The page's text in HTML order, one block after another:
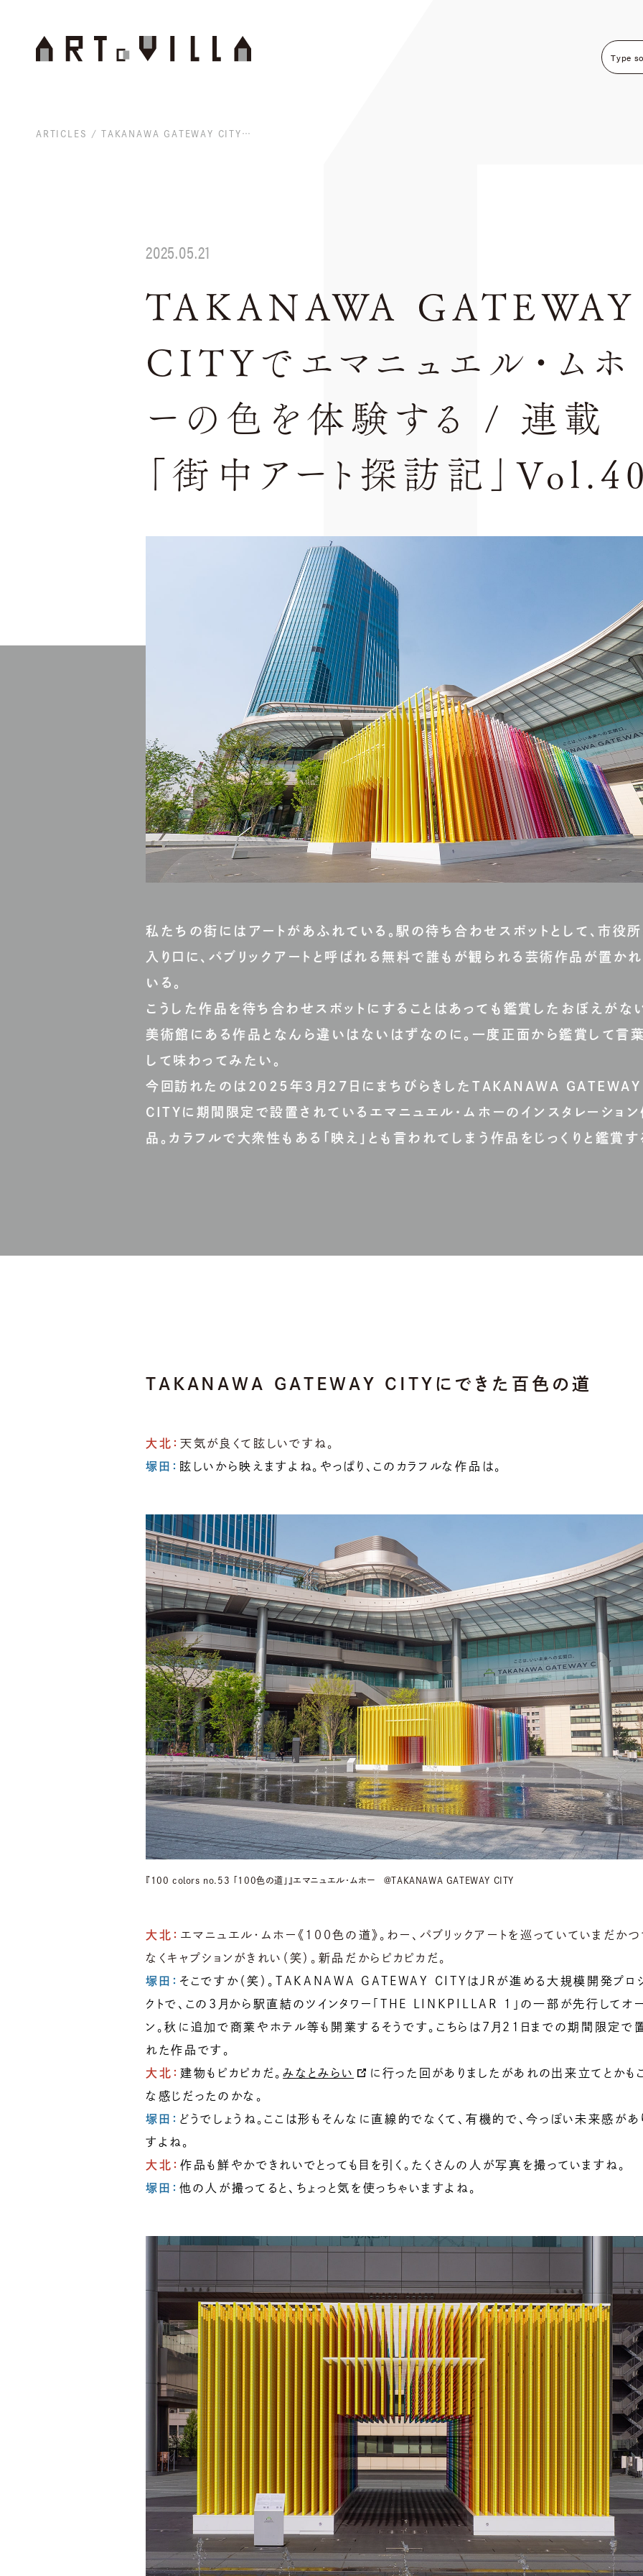
ARTICLES TAKANAWA GATEWAY CITYでエマニュエル・ムホーの色を体験する / 連載「街中アート探訪記」Vol.40
2025.05.21
TAKANAWA GATEWAY
CITYでエマニュエル・ムホ
ーの色を体験する / 連載
「街中アート探訪記」Vol.40
私たちの街にはアートがあふれている。駅の待ち合わせスポットとして、市役所
入り口に、パブリックアートと呼ばれる無料で誰もが観られる芸術作品が置かれ
いる。
こうした作品を待ち合わせスポットにすることはあっても鑑賞したおぼえがない
美術館にある作品となんら違いはないはずなのに。一度正面から鑑賞して言
して味わってみたい。
今回訪れたのは2025年3月27日にまちびらきしたTAKANAWA GATEWAY
CITYに期間限定で設置されているエマニュエル・ムホーのインスタレーション
品。カラフルで大衆性もある「映え」とも言われてしまう作品をじっくりと鑑賞す
TAKANAWA GATEWAY CITYにできた百色の道
大北：天気が良くて眩しいですね。
塚田： 眩しいから映えますよね。やっぱり、このカラフルな作品は。
『100 colors no.53 「100色の道」』エマニュエル・ムホー ＠TAKANAWA GATEWAY CITY
大北 ： エマニュエル・ムホー《100色の道》。わー、パブリックアートを巡っていていまだかつ
なくキャプションがきれい（笑）。新品だからピカピカだ。
塚田： そこですか（笑）。TAKANAWA GATEWAY CITYはJRが進める大規模開発プロ
クトで、この3月から駅直結のツインタワー「THE LINKPILLAR １」の一部が先行してオ
ン。秋に追加で商業やホテル等も開業するそうです。こちらは7月21日までの期間限定で
れた作品です。
大北：建物もピカピカだ。みなとみらい
に行った回がありましたがあれの出来立てとかも
な感じだったのかな。
塚田： どうでしょうね。ここは形もそんなに直線的でなくて、有機的で、今っぽい未来感があ
すよね。
大北：作品も鮮やかできれいでとっても目を引く。たくさんの人が写真を撮っていますね。
塚田：他の人が撮ってると、ちょっと気を使っちゃいますよね。